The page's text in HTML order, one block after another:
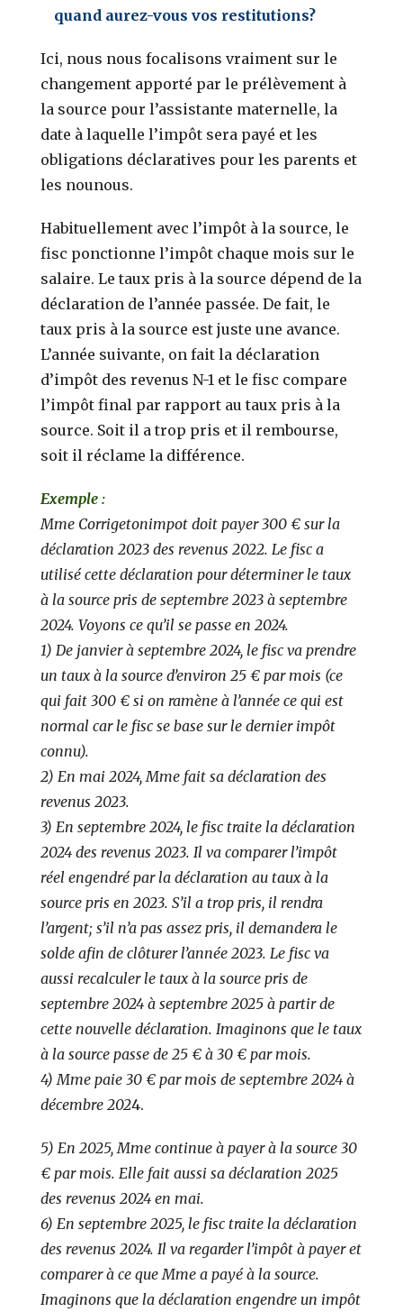
quand aurez-vous vos restitutions?
Ici, nous nous focalisons vraiment sur le
changement apporté par le prélèvement à
la source pour l’assistante maternelle, la
date à laquelle l’impôt sera payé et les
obligations déclaratives pour les parents et
les nounous.
Habituellement avec l’impôt à la source, le
fisc ponctionne l’impôt chaque mois sur le
salaire. Le taux pris à la source dépend de la
déclaration de l’année passée. De fait, le
taux pris à la source est juste une avance.
L’année suivante, on fait la déclaration
d’impôt des revenus N-1 et le fisc compare
l’impôt final par rapport au taux pris à la
source. Soit il a trop pris et il rembourse,
soit il réclame la différence.
Exemple :
Mme Corrigetonimpot doit payer 300 € sur la
déclaration 2023 des revenus 2022. Le fisc a
utilisé cette déclaration pour déterminer le taux
à la source pris de septembre 2023 à septembre
2024. Voyons ce qu’il se passe en 2024.
1) De janvier à septembre 2024, le fisc va prendre
un taux à la source d’environ 25 € par mois (ce
qui fait 300 € si on ramène à l’année ce qui est
normal car le fisc se base sur le dernier impôt
connu).
2) En mai 2024, Mme fait sa déclaration des
revenus 2023.
3) En septembre 2024, le fisc traite la déclaration
2024 des revenus 2023. Il va comparer l’impôt
réel engendré par la déclaration au taux à la
source pris en 2023. S’il a trop pris, il rendra
l’argent; s’il n’a pas assez pris, il demandera le
solde afin de clôturer l’année 2023. Le fisc va
aussi recalculer le taux à la source pris de
septembre 2024 à septembre 2025 à partir de
cette nouvelle déclaration. Imaginons que le taux
à la source passe de 25 € à 30 € par mois.
4) Mme paie 30 € par mois de septembre 2024 à
décembre 2024.
5) En 2025, Mme continue à payer à la source 30
€ par mois. Elle fait aussi sa déclaration 2025
des revenus 2024 en mai.
6) En septembre 2025, le fisc traite la déclaration
des revenus 2024. Il va regarder l’impôt à payer et
comparer à ce que Mme a payé à la source.
Imaginons que la déclaration engendre un impôt